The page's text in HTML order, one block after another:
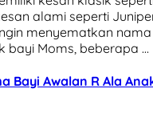
alami seperti
menyematkan
bayi Moms, beberapa …
Bayi Awalan R Ala